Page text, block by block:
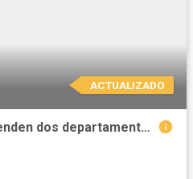
ACTUALIZADO
Oportunidad única: Se venden dos departamentos en estreno a precio de ocasión